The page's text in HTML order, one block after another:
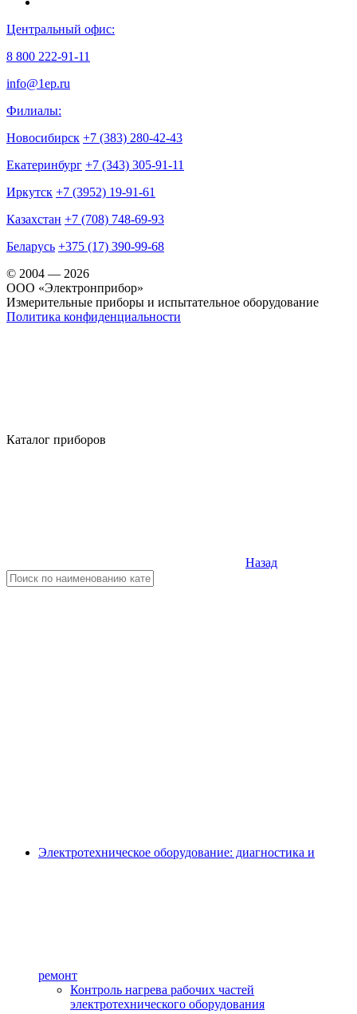
Центральный офис:
8 800 222-91-11
info@1ep.ru
Филиалы:
Новосибирск +7 (383) 280-42-43
Екатеринбург +7 (343) 305-91-11
Иркутск +7 (3952) 19-91-61
Казахстан +7 (708) 748-69-93
Беларусь +375 (17) 390-99-68
© 2004 — 2026
OOO «Электронприбор»
Измерительные приборы и испытательное оборудование
Политика конфиденциальности
Каталог приборов
Назад
Электротехническое оборудование: диагностика и
ремонт
Контроль нагрева рабочих частей
электротехнического оборудования